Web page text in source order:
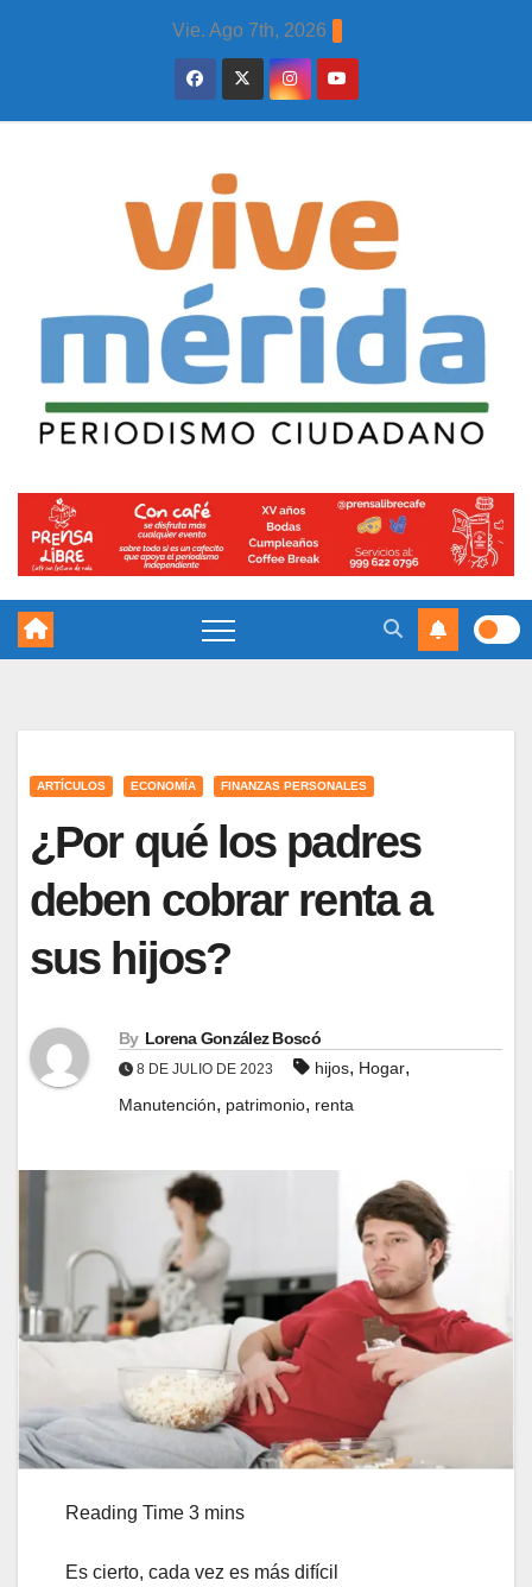
Vie. Ago 7th, 2026
ARTÍCULOS ECONOMÍA FINANZAS PERSONALES
¿Por qué los padres
deben cobrar renta a
sus hijos?
By Lorena González Boscó
8 DE JULIO DE 2023 hijos, Hogar,
Manutención, patrimonio, renta
Es cierto, cada vez es más difícil